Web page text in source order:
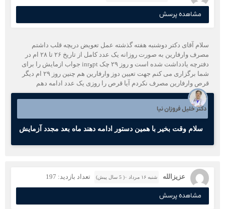
مشاهده پرسش
سلام آقای دکتر دوشنبه هفته گذشته عمل تعویض دریچه قلب داشتم
مصرف وارفارین به صورت روزانه یک عدد کامل از تاریخ ۲۶ تا ۲۸ ام در
دفترچه یادداشت شده است و روز ۲۹ چک ptوinr جواب ازمایش را برای
شما برگزاری می کنم جهت تعیین دوز وارفارین هم چنین روز ۲۹ ام دیگر
قرص وارفارین مصرف نکردم آیا قرص را روزی یک عدد ادامه دهم
دکتر خلیل فروزان نیا
سلام وقت بخیر با همین دستور ادامه دهند ماه بعد مجدد آزمایش
عزیزالله شنبه ۱۶ مرداد ۰( 5 سال پیش) تعداد بازدید: 197
مشاهده پرسش